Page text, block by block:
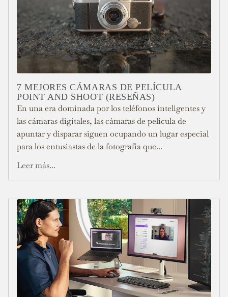
7 MEJORES CÁMARAS DE PELÍCULA
POINT AND SHOOT (RESEÑAS)
En una era dominada por los teléfonos inteligentes y
las cámaras digitales, las cámaras de película de
apuntar y disparar siguen ocupando un lugar especial
para los entusiastas de la fotografía que...
Leer más...